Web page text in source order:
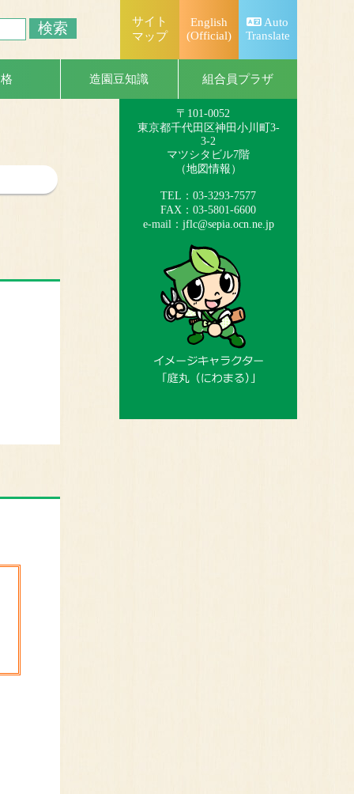
Auto
Translate
English
(Official)
サイト
マップ
造園豆知識 組合員プラザ
一般社団法人
日本造園組合連合会
（略称：造園連）
〒101-0052
東京都千代田区神田小川町3-
3-2
マツシタビル7階
（地図情報 ）
TEL：03-3293-7577
FAX：03-5801-6600
e-mail： jflc@sepia.ocn.ne.jp